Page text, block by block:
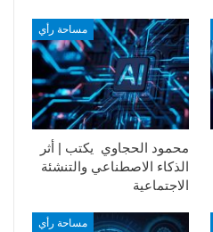
مساحة رأي
محمود الحجاوي يكتب | أثر
الذكاء الاصطناعي والتنشئة
الاجتماعية
مساحة رأي